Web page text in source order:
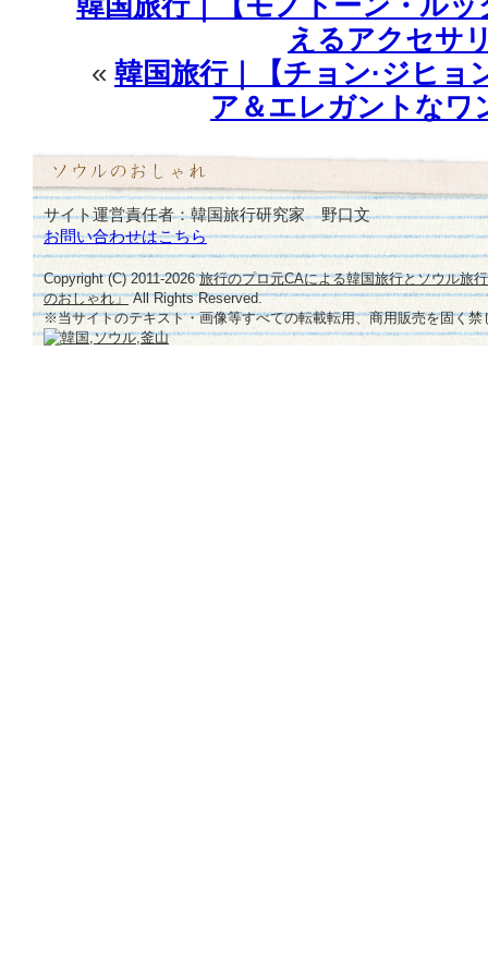
えるアクセサ
« 韓国旅行｜【チョン·ジヒョ
ア＆エレガントな
サイト運営責任者：韓国旅行研究家 野口文
お問い合わせはこちら
Copyright (C) 2011-2026旅行のプロ元CAによる韓国旅行とソウル旅
のおしゃれ」All Rights Reserved.
※当サイトのテキスト・画像等すべての転載転用、商用販売を固く禁